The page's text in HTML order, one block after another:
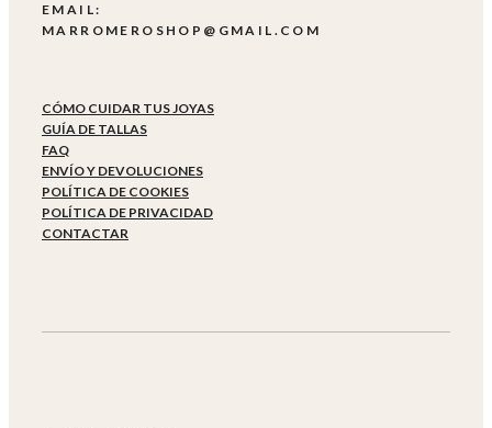
EMAIL:
MARROMEROSHOP@GMAIL.COM
CÓMO CUIDAR TUS JOYAS
GUÍA DE TALLAS
FAQ
ENVÍO Y DEVOLUCIONES
POLÍTICA DE COOKIES
POLÍTICA DE PRIVACIDAD
CONTACTAR